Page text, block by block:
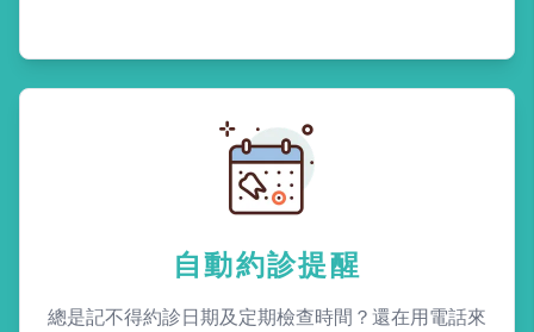
自動約診提醒
總是記不得約診日期及定期檢查時間？還在用電話來